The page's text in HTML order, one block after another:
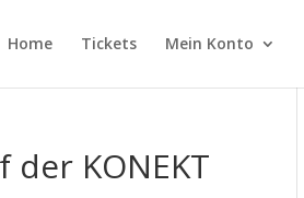
Home Tickets Mein Konto
KONEKT